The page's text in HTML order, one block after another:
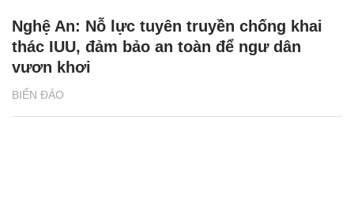
BIỂN ĐẢO
Nghệ An: Nỗ lực tuyên truyền chống khai
thác IUU, đảm bảo an toàn để ngư dân
vươn khơi